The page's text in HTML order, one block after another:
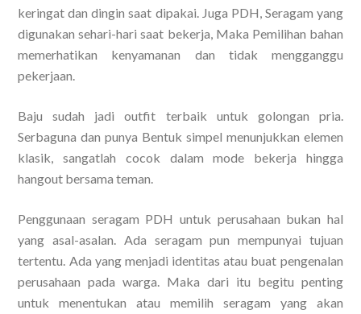
keringat dan dingin saat dipakai. Juga PDH, Seragam yang
digunakan sehari-hari saat bekerja, Maka Pemilihan bahan
memerhatikan kenyamanan dan tidak mengganggu
pekerjaan.
Baju sudah jadi outfit terbaik untuk golongan pria.
Serbaguna dan punya Bentuk simpel menunjukkan elemen
klasik, sangatlah cocok dalam mode bekerja hingga
hangout bersama teman.
Penggunaan seragam PDH untuk perusahaan bukan hal
yang asal-asalan. Ada seragam pun mempunyai tujuan
tertentu. Ada yang menjadi identitas atau buat pengenalan
perusahaan pada warga. Maka dari itu begitu penting
untuk menentukan atau memilih seragam yang akan